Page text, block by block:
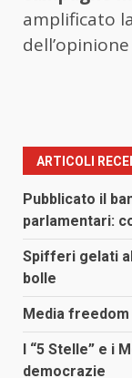
amplificato
ARTICOLI
Pubblicato il
parlamentari:
Spifferi gelati
bolle
Media
I “5 Stelle” e i
democrazie